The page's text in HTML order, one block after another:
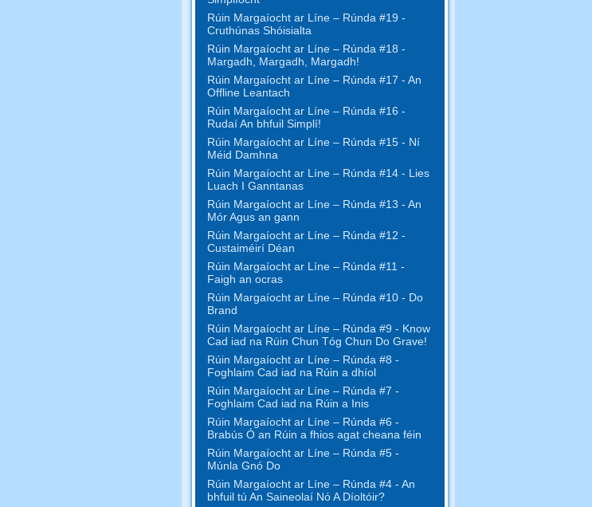
Rúin Margaíocht ar Líne – Rúnda #19 -
Cruthúnas Shóisialta
Rúin Margaíocht ar Líne – Rúnda #18 -
Margadh, Margadh, Margadh!
Rúin Margaíocht ar Líne – Rúnda #17 - An
Offline Leantach
Rúin Margaíocht ar Líne – Rúnda #16 -
Rudaí An bhfuil Simplí!
Rúin Margaíocht ar Líne – Rúnda #15 - Ní
Méid Damhna
Rúin Margaíocht ar Líne – Rúnda #14 - Lies
Luach I Ganntanas
Rúin Margaíocht ar Líne – Rúnda #13 - An
Mór Agus an gann
Rúin Margaíocht ar Líne – Rúnda #12 -
Custaiméirí Déan
Rúin Margaíocht ar Líne – Rúnda #11 -
Faigh an ocras
Rúin Margaíocht ar Líne – Rúnda #10 - Do
Brand
Rúin Margaíocht ar Líne – Rúnda #9 - Know
Cad iad na Rúin Chun Tóg Chun Do Grave!
Rúin Margaíocht ar Líne – Rúnda #8 -
Foghlaim Cad iad na Rúin a dhíol
Rúin Margaíocht ar Líne – Rúnda #7 -
Foghlaim Cad iad na Rúin a Inis
Rúin Margaíocht ar Líne – Rúnda #6 -
Brabús Ó an Rúin a fhios agat cheana féin
Rúin Margaíocht ar Líne – Rúnda #5 -
Múnla Gnó Do
Rúin Margaíocht ar Líne – Rúnda #4 - An
bhfuil tú An Saineolaí Nó A Díoltóir?